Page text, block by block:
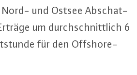
Nord- und Ostsee Ab­schat­
um durch­schnitt­lich 6
für den Off­shore-